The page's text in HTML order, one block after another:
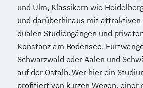
und Ulm, Klassikern wie
und darüberhinaus mit attraktiven
dualen Studiengängen und
Konstanz am Bodensee,
Schwarzwald oder Aalen und
auf der Ostalb. Wer hier ein
profitiert von kurzen Wegen, einer